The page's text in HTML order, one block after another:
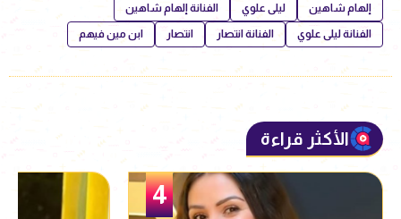
إلهام شاهين ليلى علوي الفنانة إلهام شاهين
الفنانة ليلى علوي الفنانة انتصار انتصار ابن مين فيهم
الأكثر قراءة